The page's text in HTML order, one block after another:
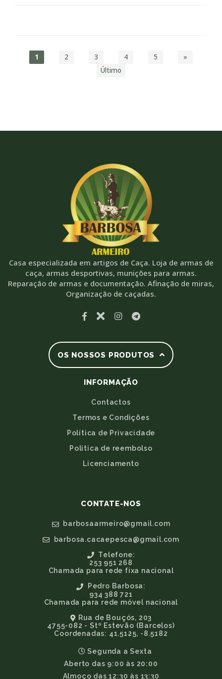
1 2 3 4 5
»
Último
Casa especializada em artigos de Caça. Loja de armas de
caça, armas desportivas, munições para armas.
Reparação de armas e documentação. Afinação de miras,
Organização de caçadas.
OS NOSSOS PRODUTOS
INFORMAÇÃO
Contactos
Termos e Condições
Política de Privacidade
Politica de reembolso
Licenciamento
CONTATE-NOS
barbosaarmeiro@gmail.com
barbosa.cacaepesca@gmail.com
Telefone:
253 951 268
Chamada para rede fixa nacional
Pedro Barbosa:
934 388 721
Chamada para rede móvel nacional
Rua de Bouçós, 203
4755-082 - Stº Estevão (Barcelos)
Coordenadas: 41.5125, -8.5182
Segunda a Sexta
Aberto das 9:00 às 20:00
Almoço das 12:30 às 13:30